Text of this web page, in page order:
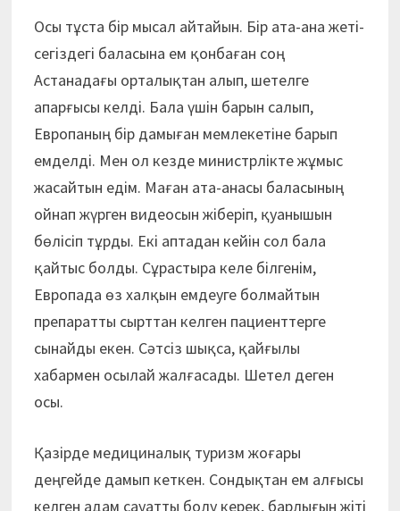
Осы тұста бір мысал айтайын. Бір ата-ана жеті-
сегіздегі баласына ем қонбаған соң
Астанадағы орталықтан алып, шетелге
апарғысы келді. Бала үшін барын салып,
Европаның бір дамыған мемлекетіне барып
емделді. Мен ол кезде министрлікте жұмыс
жасайтын едім. Маған ата-анасы баласының
ойнап жүрген видеосын жіберіп, қуанышын
бөлісіп тұрды. Екі аптадан кейін сол бала
қайтыс болды. Сұрастыра келе білгенім,
Европада өз халқын емдеуге болмайтын
препаратты сырттан келген пациенттерге
сынайды екен. Сәтсіз шықса, қайғылы
хабармен осылай жалғасады. Шетел деген
осы.
Қазірде медициналық туризм жоғары
деңгейде дамып кеткен. Сондықтан ем алғысы
келген адам сауатты болу керек, барлығын жіті